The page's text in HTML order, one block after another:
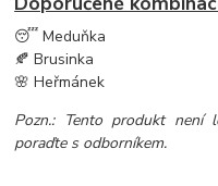
😴 Meduňka
🍂 Brusinka
🌸 Heřmánek
Pozn.: Tento produkt není
poraďte s odborníkem.